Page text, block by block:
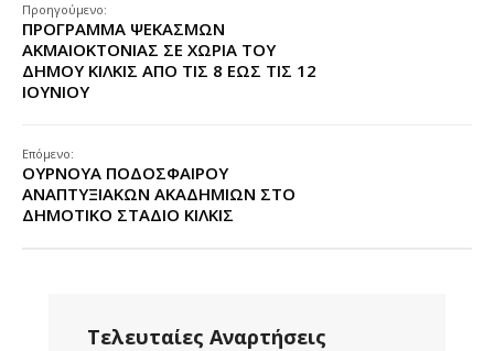
Προηγούμενο:
ΠΡΟΓΡΑΜΜΑ ΨΕΚΑΣΜΩΝ
ΑΚΜΑΙΟΚΤΟΝΙΑΣ ΣΕ ΧΩΡΙΑ ΤΟΥ
ΔΗΜΟΥ ΚΙΛΚΙΣ ΑΠΟ ΤΙΣ 8 ΕΩΣ ΤΙΣ 12
ΙΟΥΝΙΟΥ
Επόμενο:
ΟΥΡΝΟΥΑ ΠΟΔΟΣΦΑΙΡΟΥ
ΑΝΑΠΤΥΞΙΑΚΩΝ ΑΚΑΔΗΜΙΩΝ ΣΤΟ
ΔΗΜΟΤΙΚΟ ΣΤΑΔΙΟ ΚΙΛΚΙΣ
Τελευταίες Αναρτήσεις